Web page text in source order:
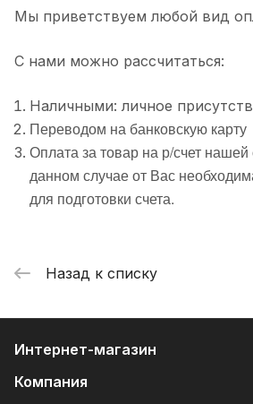
Мы приветствуем любой вид
С нами можно рассчитаться:
Наличными: личное
Переводом на банковскую карту
Оплата за товар на р/счет
данном случае от Вас
для подготовки счета.
Назад к списку
Интернет-магазин
Компания